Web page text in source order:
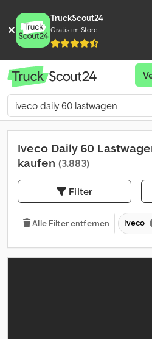
TruckScout24
Gratis im Store
Iveco Daily 60
kaufen (3.883)
Filter
Alle Filter entfernen Iveco